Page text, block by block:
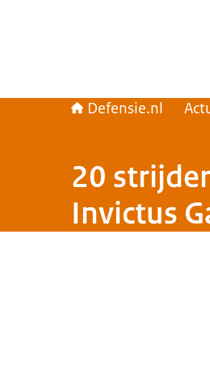
Defensie.nl
20
Invictus